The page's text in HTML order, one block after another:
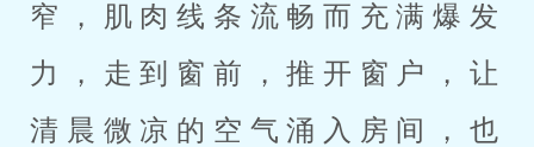
窄，肌肉线条流畅而充满爆发
力，走到窗前，推开窗户，让
清晨微凉的空气涌入房间，也